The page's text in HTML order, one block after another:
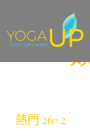
About Us
類別描述
熱門 26+2